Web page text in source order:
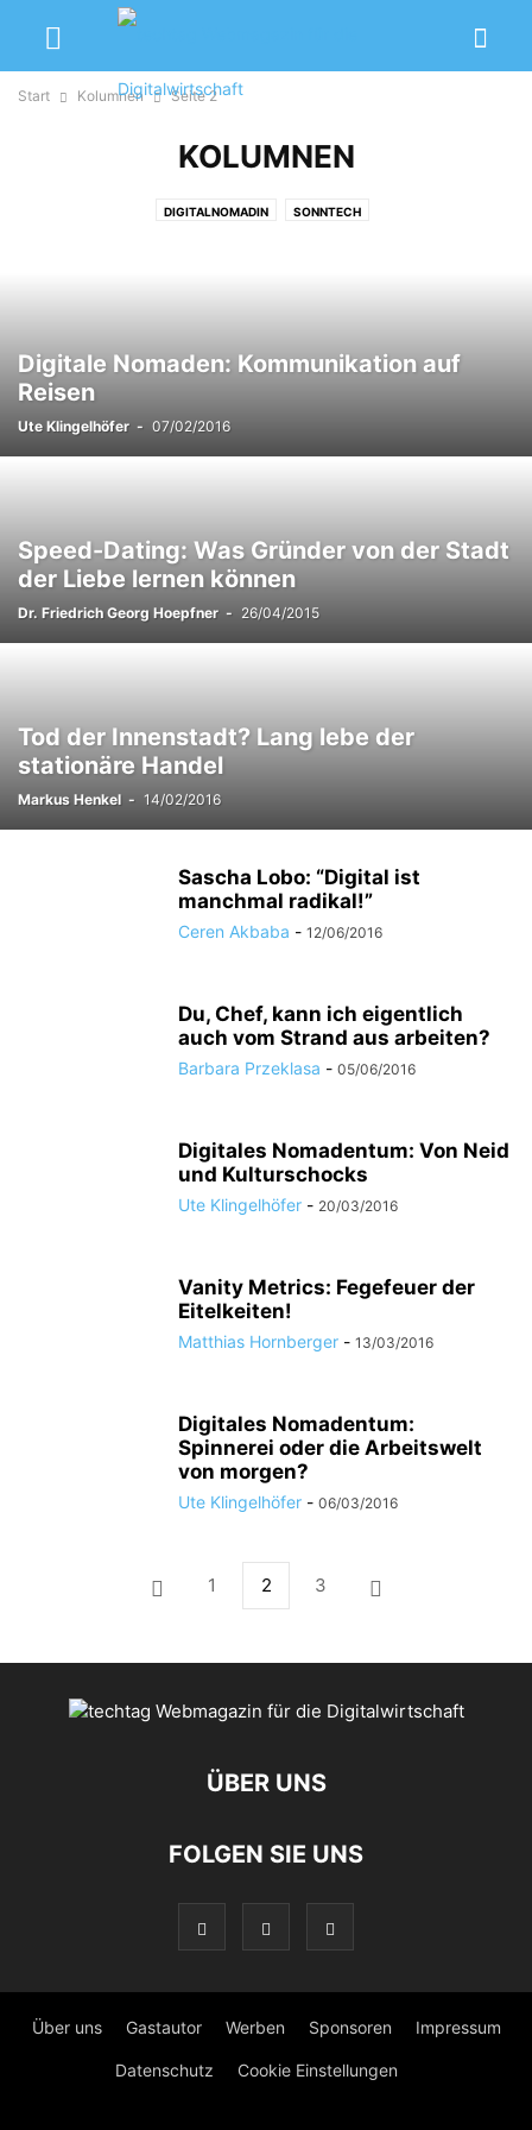
Start Kolumnen Seite 2
KOLUMNEN
DIGITALNOMADIN SONNTECH
Digitale Nomaden: Kommunikation auf
Reisen
Ute Klingelhöfer - 07/02/2016
Speed-Dating: Was Gründer von der Stadt
der Liebe lernen können
Dr. Friedrich Georg Hoepfner - 26/04/2015
Tod der Innenstadt? Lang lebe der
stationäre Handel
Markus Henkel - 14/02/2016
Sascha Lobo: “Digital ist
manchmal radikal!”
Ceren Akbaba - 12/06/2016
Du, Chef, kann ich eigentlich
auch vom Strand aus arbeiten?
Barbara Przeklasa - 05/06/2016
Digitales Nomadentum: Von Neid
und Kulturschocks
Ute Klingelhöfer - 20/03/2016
Vanity Metrics: Fegefeuer der
Eitelkeiten!
Matthias Hornberger - 13/03/2016
Digitales Nomadentum:
Spinnerei oder die Arbeitswelt
von morgen?
Ute Klingelhöfer - 06/03/2016
1 2 3
ÜBER UNS
FOLGEN SIE UNS
Über uns Gastautor Werben Sponsoren Impressum
Datenschutz Cookie Einstellungen